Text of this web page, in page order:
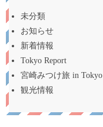
未分類
お知らせ
新着情報
Tokyo Report
宮崎みつけ旅 in Tokyo
観光情報